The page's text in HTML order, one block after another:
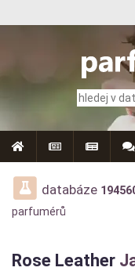
–
vše
o
vůních,
parfémech
a
databáze
parfumérů
Rose Leather